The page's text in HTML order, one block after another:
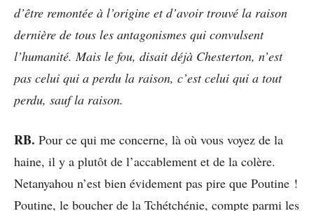
d’être remontée à l’origine et d’avoir trouvé la raison
dernière de tous les antagonismes qui convulsent
l’humanité. Mais le fou, disait déjà Chesterton, n’est
pas celui qui a perdu la raison, c’est celui qui a tout
perdu, sauf la raison.
RB. Pour ce qui me concerne, là où vous voyez de la
haine, il y a plutôt de l’accablement et de la colère.
Netanyahou n’est bien évidement pas pire que Poutine !
Poutine, le boucher de la Tchétchénie, compte parmi les